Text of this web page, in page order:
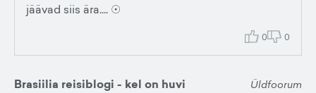
jäävad siis ära.... ☉
0 0
Brasiilia reisiblogi - kel on huvi Üldfoorum